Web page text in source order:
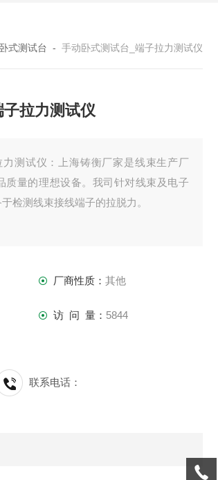
式测试台 - 手动卧式测试台_端子拉力测试仪
拉力测试仪
测试仪：上海铸衡厂家是线束生产厂
质量的理想设备。我司针对线束及电子
检测线束接线端子的拉脱力。
厂商性质： 其他
访 问 量： 5844
联系电话：